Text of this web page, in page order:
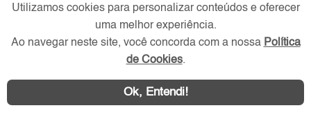
o empreendimento possui mais de 3OO
lojas, além do Cinemark e conceituados
Atualmente, o shopping faz parte do
Utilizamos cookies para personalizar conteúdos e oferecer
uma melhor experiência.
Ao navegar neste site, você concorda com a nossa Política
de Cookies.
Ok, Entendi!